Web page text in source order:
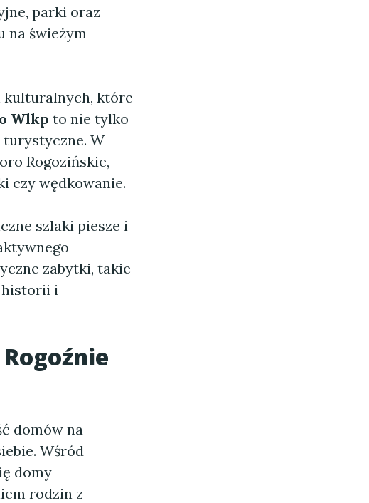
parki oraz
na świeżym
kulturalnych, które
Wlkp to nie tylko
W
Rogozińskie,
czy wędkowanie.
szlaki piesze i
zabytki, takie
historii i
domów na
Wśród
domy
rodzin z